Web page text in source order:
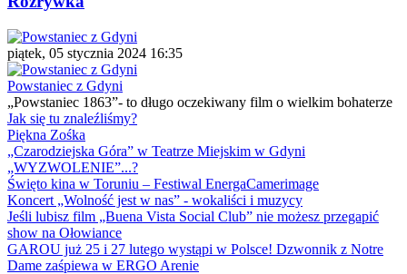
piątek, 05 stycznia 2024 16:35
Powstaniec z Gdyni
„Powstaniec 1863”- to długo oczekiwany film o wielkim bohaterze
Jak się tu znaleźliśmy?
Piękna Zośka
„Czarodziejska Góra” w Teatrze Miejskim w Gdyni
„WYZWOLENIE”...?
Święto kina w Toruniu – Festiwal EnergaCamerimage
Koncert „Wolność jest w nas” - wokaliści i muzycy
Jeśli lubisz film „Buena Vista Social Club” nie możesz przegapić
show na Ołowiance
GAROU już 25 i 27 lutego wystąpi w Polsce! Dzwonnik z Notre
Dame zaśpiewa w ERGO Arenie